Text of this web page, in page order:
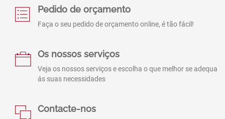
Pedido de orçamento
Faça o seu pedido de orçamento online, é tão fácil!
Os nossos serviços
Veja os nossos serviços e escolha o que melhor se adequa
ás suas necessidades
Contacte-nos